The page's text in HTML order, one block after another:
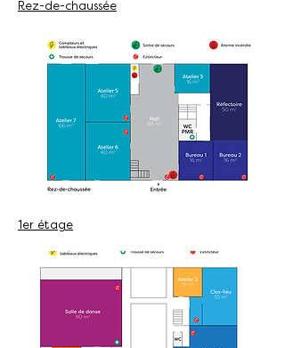
Rez-de-chaussée
1er étage